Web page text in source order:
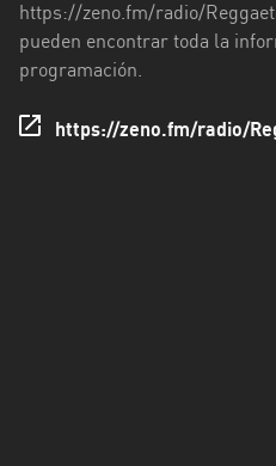
Pedro
https://zeno.fm/radio/
pueden encontrar toda la
programación.
https://zeno.fm/radio/